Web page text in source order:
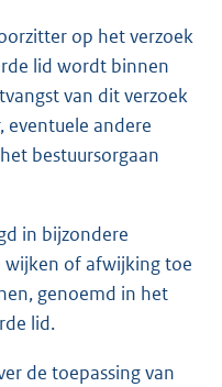
op het verzoek
lid wordt binnen
van dit verzoek
eventuele andere
bestuursorgaan
in bijzondere
of afwijking toe
genoemd in het
lid.
de toepassing van